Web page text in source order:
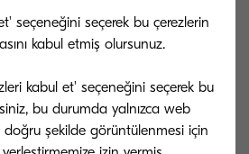
çözümleri ile Mitaş Grup'un
keşfedin.
seçeneğini seçerek bu çerezlerin
kabul etmiş olursunuz.
kabul et' seçeneğini seçerek bu
bu durumda yalnızca web
doğru şekilde görüntülenmesi için